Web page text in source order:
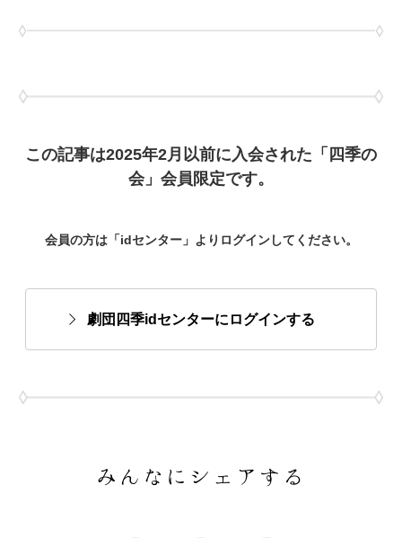
この記事は2025年2月以前に入会された「四季の
会」会員限定です。
会員の方は「idセンター」よりログインしてください。
劇団四季idセンターにログインする
みんなにシェアする